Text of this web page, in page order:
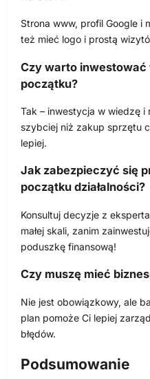
Strona www, profil Google i
też mieć logo i prostą
Czy warto inwestować
początku?
Tak – inwestycja w wiedzę
szybciej niż zakup sprzętu
lepiej.
Jak zabezpieczyć się
początku działalności?
Konsultuj decyzje z
małej skali, zanim
poduszkę finansową!
Czy muszę mieć
Nie jest obowiązkowy, ale
plan pomoże Ci lepiej
błędów.
Podsumowanie